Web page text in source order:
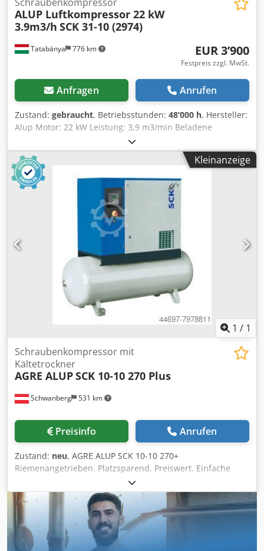
Tatabánya 776 km
ALUP Luftkompressor 22 kW
3.9m3/h SCK 31-10 (2974)
EUR 3’900
Festpreis zzgl. MwSt.
Anfragen Anrufen
Zustand: gebraucht, Betriebsstunden: 48’000 h, Hersteller:
Alup Motor: 22 kW Leistung: 3,9 m3/min Beladene
Betriebsstunden: 48.000 h Dcsdsur N Tbopfx Aixjk
Kleinanzeige
1 / 1
Schwanberg 531 km
Schraubenkompressor mit
Kältetrockner
AGRE ALUPSCK 10-10 270 Plus
Preisinfo Anrufen
Zustand: neu, AGRE ALUP SCK 10-10 270+
Riemenangetrieben. Platzsparend. Preiswert. Einfache
Bedienung. Perfekte Lösung für Industrie- und
Handwerksbetriebe. Überzeugende Druckluftqualität.
Kältetrockner eingebaut. Schallgedämmter
Schraubenkompressor mit Keilriemenantrieb auf
Druckluftbehälter 270 l mit eingebautem Kältetrockner,
integriertem Zyklonabscheider, mit elektronischem